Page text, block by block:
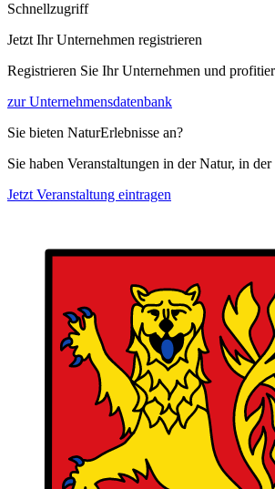
Schnellzugriff
Jetzt Ihr Unternehmen registrieren
Registrieren Sie Ihr Unternehmen und
zur Unternehmensdatenbank
Sie bieten NaturErlebnisse an?
Sie haben Veranstaltungen in der Natur, in
Jetzt Veranstaltung eintragen